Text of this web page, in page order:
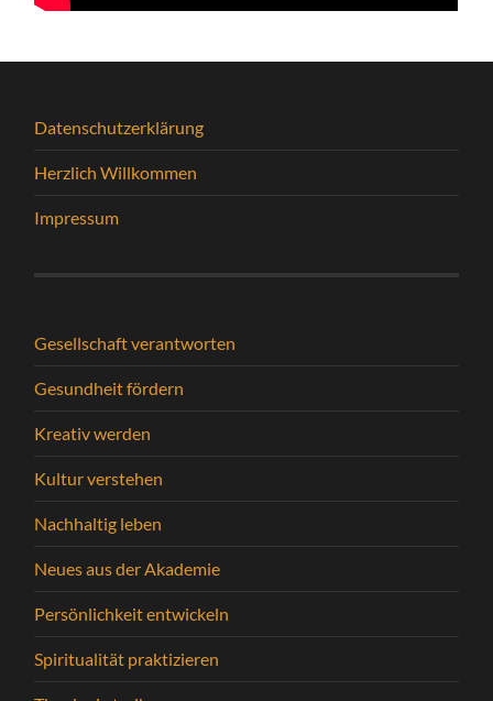
Datenschutzerklärung
Herzlich Willkommen
Impressum
Gesellschaft verantworten
Gesundheit fördern
Kreativ werden
Kultur verstehen
Nachhaltig leben
Neues aus der Akademie
Persönlichkeit entwickeln
Spiritualität praktizieren